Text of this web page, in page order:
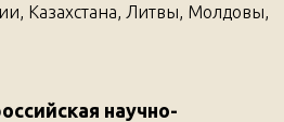
Казахстана, Литвы, Молдовы,
научно-